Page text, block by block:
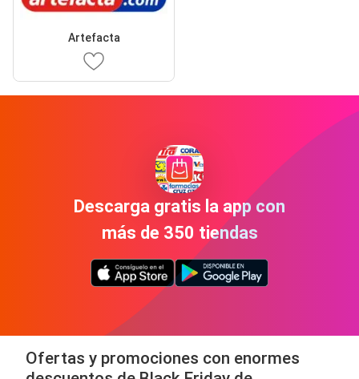
Artefacta
Descarga gratis la app con
más de 350 tiendas
Ofertas y promociones con enormes